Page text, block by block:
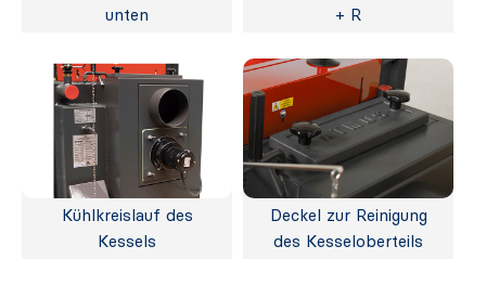
unten
+ R
Kühlkreislauf des
Kessels
Deckel zur Reinigung
des Kesseloberteils